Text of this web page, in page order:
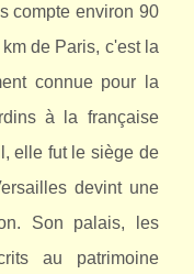
compte environ 90
de Paris, c'est la
connue pour la
à la française
elle fut le siège de
devint une
Son palais, les
au patrimoine